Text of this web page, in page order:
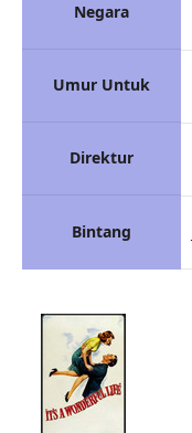
Negara
Umur Untuk
Direktur
Bintang